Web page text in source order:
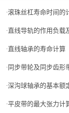
滚珠丝杠寿命时间的
直线导轨的作用负载
直线轴承的寿命计算
同步带轮及同步齿形
深沟球轴承的基本额
平皮带的最大张力计